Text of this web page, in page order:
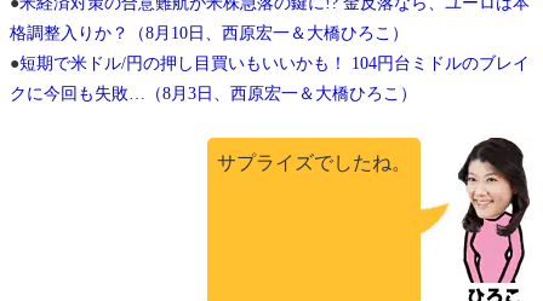
格調整入りか？（8月10日、西原宏一＆大橋ひろこ）
●短期で米ドル/円の押し目買いもいいかも！ 104円台ミドルのブレイ
クに今回も失敗…（8月3日、西原宏一＆大橋ひろこ）
サプライズでしたね。